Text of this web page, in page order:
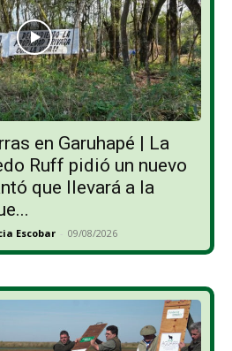
en Garuhapé | La
Ruff pidió un nuevo
que llevará a la
Escobar - 09/08/2026